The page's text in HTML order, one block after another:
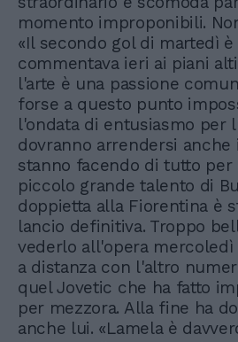
momento improponibili.
«Il secondo gol di martedì è
commentava ieri ai piani
l'arte è una passione
forse a questo punto
l'ondata di entusiasmo per
dovranno arrendersi
stanno facendo di tutto per
piccolo grande talento di
doppietta alla Fiorentina è
lancio definitiva. Troppo
vederlo all'opera
a distanza con l'altro
quel Jovetic che ha fatto
per mezzora. Alla fine ha
anche lui. «Lamela è